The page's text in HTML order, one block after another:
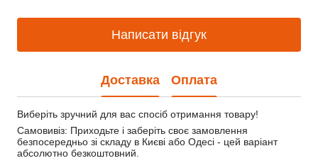
Написати відгук
Доставка Оплата
Виберіть зручний для вас спосіб отримання товару!
Самовивіз: Приходьте і заберіть своє замовлення
безпосередньо зі складу в Києві або Одесі - цей варіант
абсолютно безкоштовний.